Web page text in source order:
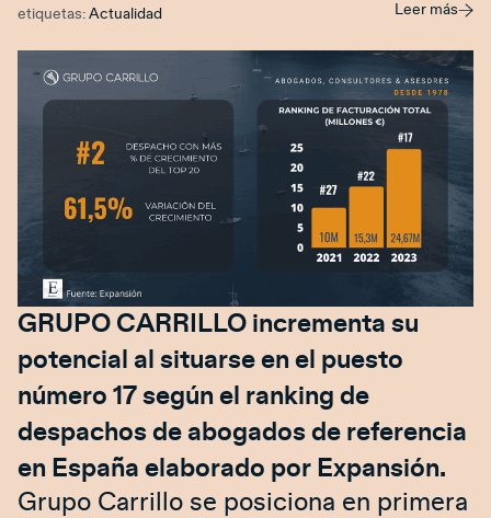
etiquetas: Actualidad Leer más
GRUPO CARRILLO incrementa su
potencial al situarse en el puesto
número 17 según el ranking de
despachos de abogados de referencia
en España elaborado por Expansión.
Grupo Carrillo se posiciona en primera